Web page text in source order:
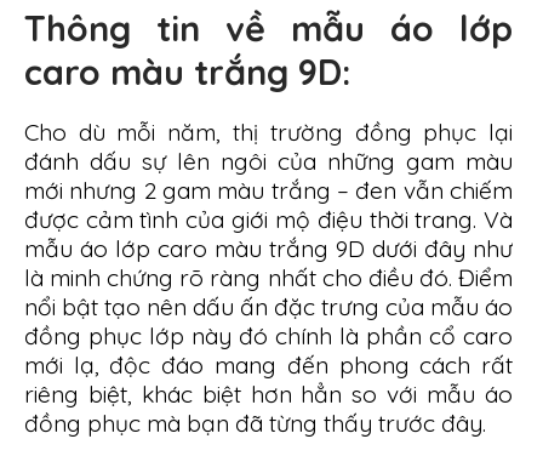
Thông tin về mẫu áo lớp
caro màu trắng 9D:
Cho dù mỗi năm, thị trường đồng phục lại
đánh dấu sự lên ngôi của những gam màu
mới nhưng 2 gam màu trắng – đen vẫn chiếm
được cảm tình của giới mộ điệu thời trang. Và
mẫu áo lớp caro màu trắng 9D dưới đây như
là minh chứng rõ ràng nhất cho điều đó. Điểm
nổi bật tạo nên dấu ấn đặc trưng của mẫu áo
đồng phục lớp này đó chính là phần cổ caro
mới lạ, độc đáo mang đến phong cách rất
riêng biệt, khác biệt hơn hẳn so với mẫu áo
đồng phục mà bạn đã từng thấy trước đây.